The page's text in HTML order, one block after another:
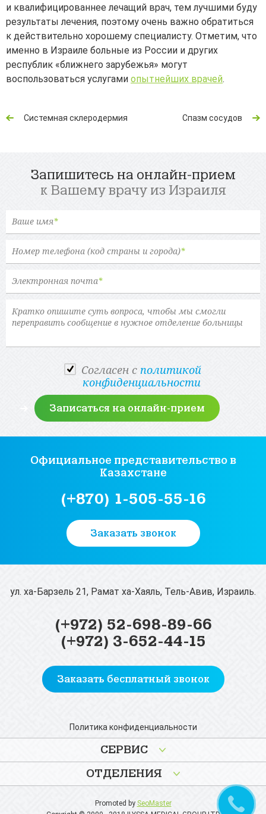
и квалифицированнее лечащий врач, тем лучшими буду
результаты лечения, поэтому очень важно обратиться
к действительно хорошему специалисту. Отметим, что
именно в Израиле больные из России и других
республик «ближнего зарубежья» могут
воспользоваться услугами опытнейших врачей.
Системная склеродермия Спазм сосудов
Запишитесь на онлайн-прием
к Вашему врачу из Израиля
Ваше имя*
Номер телефона (код страны и города)*
Электронная почта*
Cогласен с политикой
конфиденциальности
Официальное представительство в
Казахстане
(+870) 1-505-55-16
Заказать звонок
(+972) 52-698-89-66
(+972) 3-652-44-15
Заказать бесплатный звонок
ул. ха-Барзель 21, Рамат ха-Хаяль, Тель-Авив, Израиль.
Promoted by SeoMaster
Политика конфиденциальности
СЕРВИС
ОТДЕЛЕНИЯ